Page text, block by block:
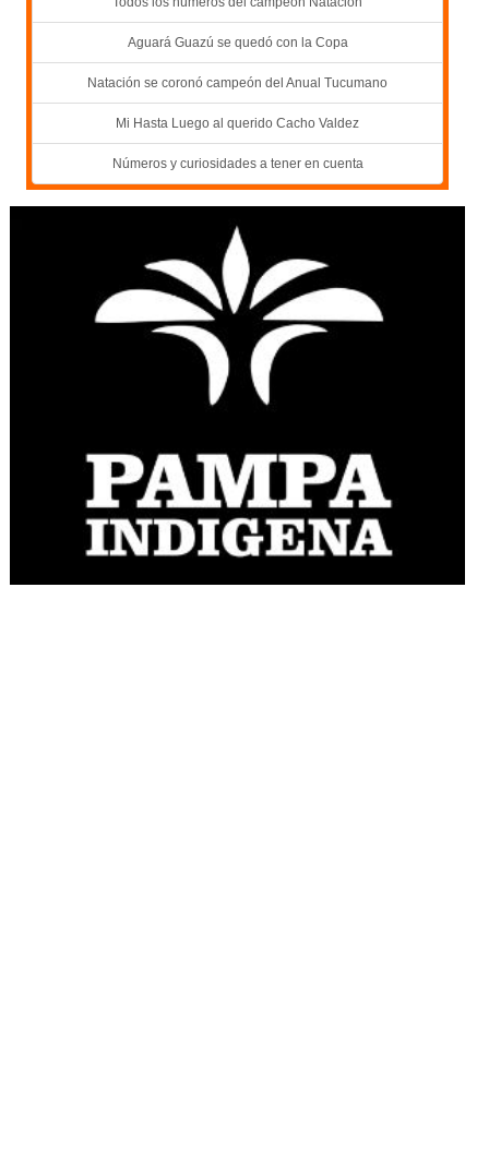
Aguará Guazú se quedó con la Copa
Natación se coronó campeón del Anual Tucumano
Mi Hasta Luego al querido Cacho Valdez
Números y curiosidades a tener en cuenta